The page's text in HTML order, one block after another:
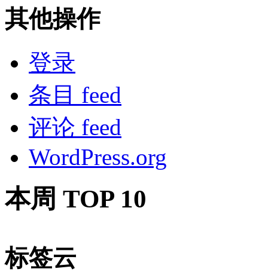
其他操作
登录
条目 feed
评论 feed
WordPress.org
本周 TOP 10
标签云